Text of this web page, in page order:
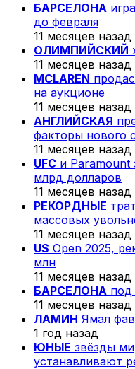
БАРСЕЛОНА
до февраля
11 месяцев назад
ОЛИМПИЙСКИЙ
11 месяцев назад
MCLAREN
на аукционе
11 месяцев назад
АНГЛИЙСКАЯ
факторы нового
11 месяцев назад
UFC и Paramount
млрд долларов
11 месяцев назад
РЕКОРДНЫЕ
массовых
11 месяцев назад
US Open 2025,
млн
11 месяцев назад
БАРСЕЛОНА под
11 месяцев назад
ЛАМИН Ямал
1 год назад
ЮНЫЕ звёзды
устанавливают